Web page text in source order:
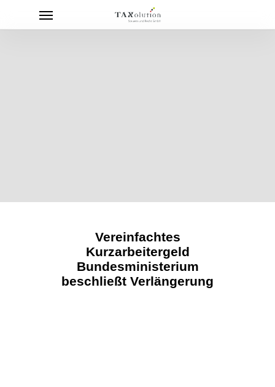
Menu
Vereinfachtes
Kurzarbeitergeld
Bundesministerium
beschließt Verlängerung